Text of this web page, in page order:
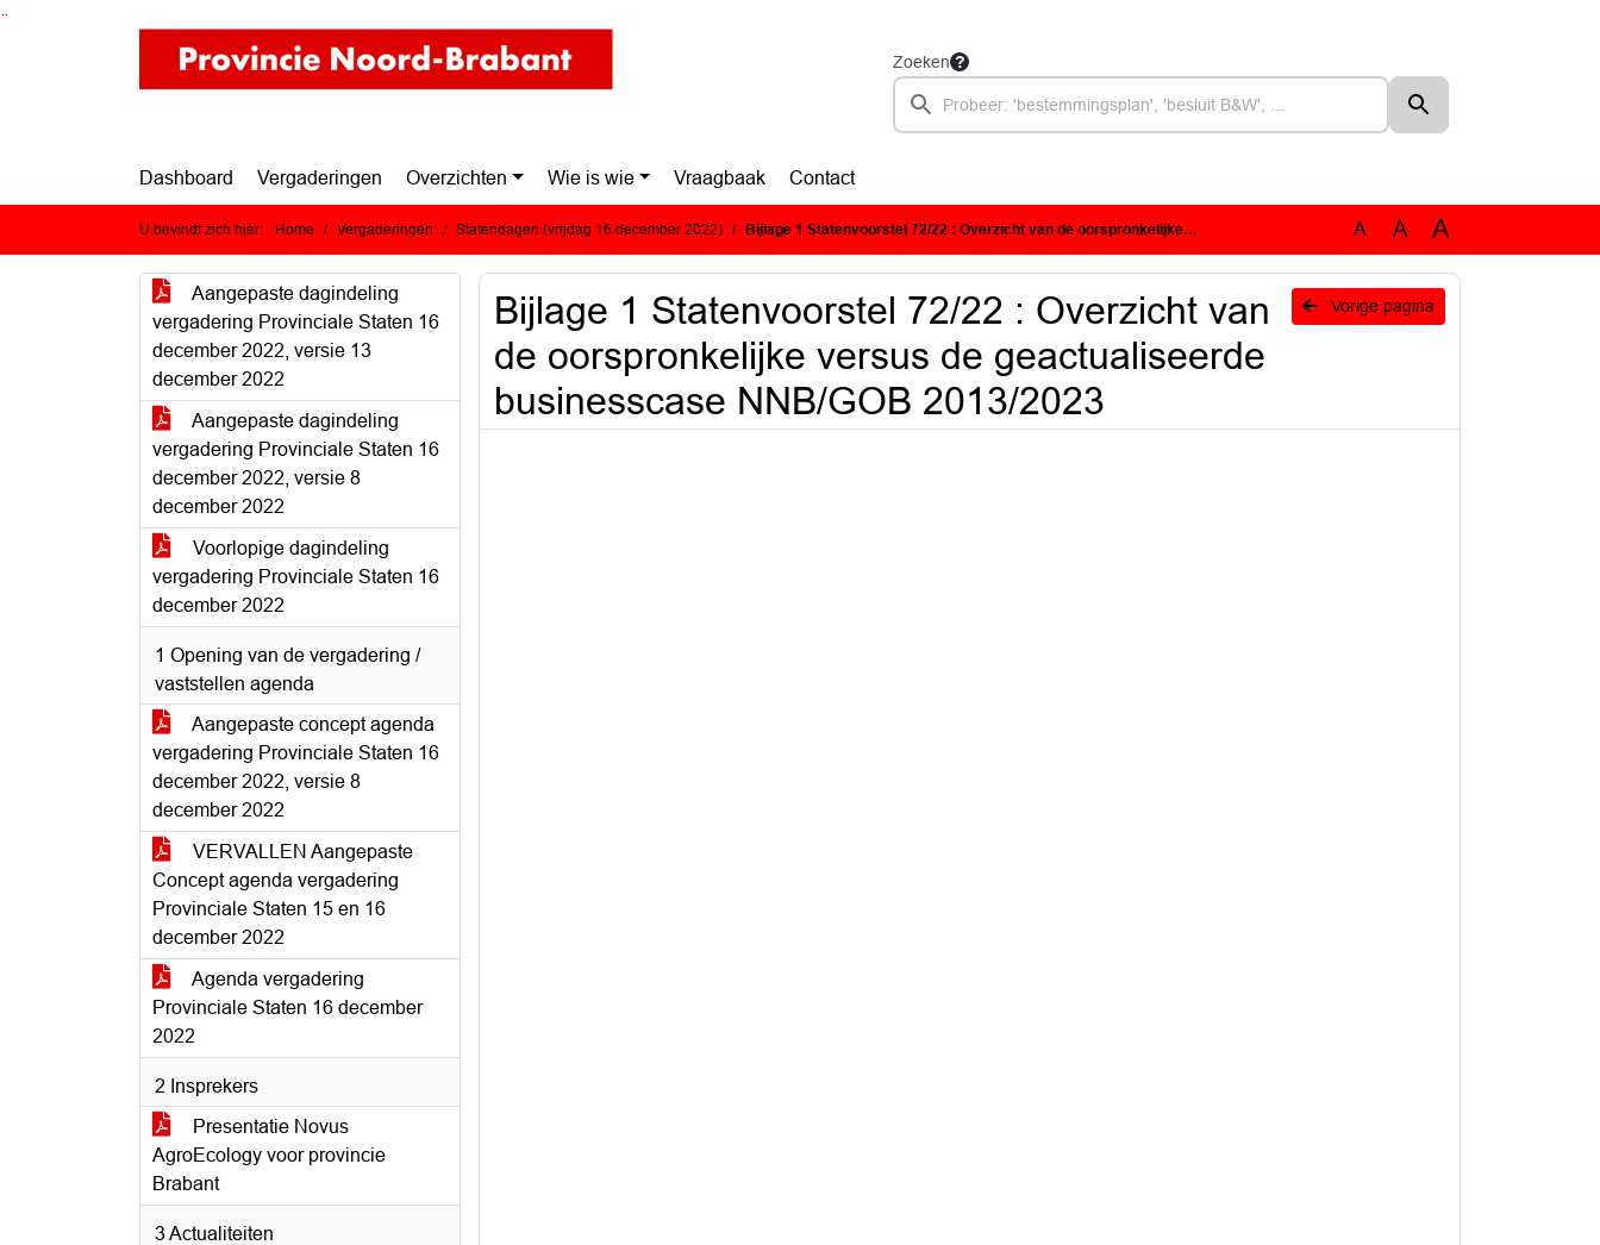
Ga naar de inhoud van deze pagina
Ga naar het zoeken
Ga naar het menu
Zoeken
Dashboard Vergaderingen Overzichten Wie is wie Vraagbaak Contact
U bevindt zich hier: Home Vergaderingen Statendagen (vrijdag 16 december 2022) Bijlage 1 Statenvoorstel 72/22 : Overzicht van de oorspronkelijke versus de geactualiseerde businesscase NNB/GOB 2013/2023 A A A
Aangepaste dagindeling
vergadering Provinciale Staten 16
december 2022, versie 13
december 2022
Aangepaste dagindeling
vergadering Provinciale Staten 16
december 2022, versie 8
december 2022
Voorlopige dagindeling
vergadering Provinciale Staten 16
december 2022
1 Opening van de vergadering /
vaststellen agenda
Aangepaste concept agenda
vergadering Provinciale Staten 16
december 2022, versie 8
december 2022
VERVALLEN Aangepaste
Concept agenda vergadering
Provinciale Staten 15 en 16
december 2022
Agenda vergadering
Provinciale Staten 16 december
2022
2 Insprekers
Presentatie Novus
AgroEcology voor provincie
Brabant
3 Actualiteiten
Vorige pagina
Bijlage 1 Statenvoorstel 72/22 : Overzicht van
de oorspronkelijke versus de geactualiseerde
businesscase NNB/GOB 2013/2023